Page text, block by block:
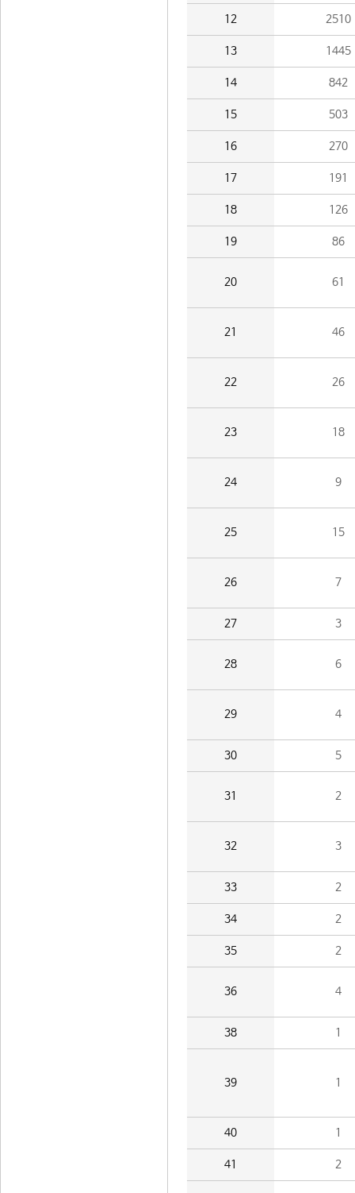
12 2510
13 1445
14 842
15 503
16 270
17 191
18 126
19 86
20 61
21 46
22 26
23 18
24 9
25 15
26 7
27 3
28 6
29 4
30 5
31 2
32 3
33 2
34 2
35 2
36 4
38 1
39 1
40 1
41 2